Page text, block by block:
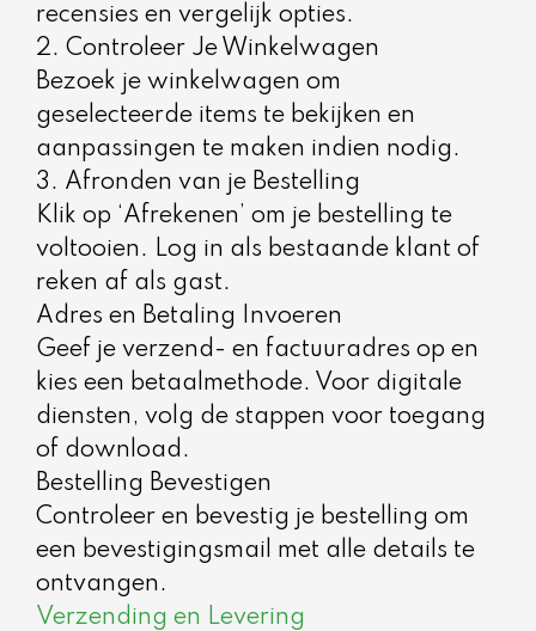
recensies en vergelijk opties.
2. Controleer Je Winkelwagen
Bezoek je winkelwagen om
geselecteerde items te bekijken en
aanpassingen te maken indien nodig.
3. Afronden van je Bestelling
Klik op ‘Afrekenen’ om je bestelling te
voltooien. Log in als bestaande klant of
reken af als gast.
Adres en Betaling Invoeren
Geef je verzend- en factuuradres op en
kies een betaalmethode. Voor digitale
diensten, volg de stappen voor toegang
of download.
Bestelling Bevestigen
Controleer en bevestig je bestelling om
een bevestigingsmail met alle details te
ontvangen.
Verzending en Levering